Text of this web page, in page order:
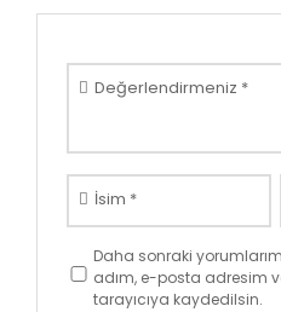
Değerlendirmeniz *
İsim *
Daha sonraki
adım, e-posta adresim
tarayıcıya kaydedilsin.